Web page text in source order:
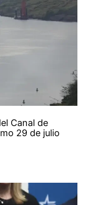
Canal de
29 de julio